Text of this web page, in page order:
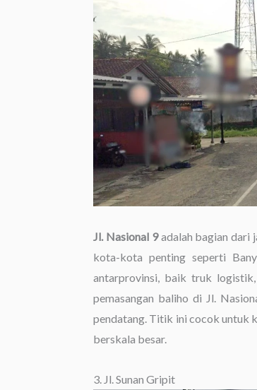
Jl. Nasional 9adalah bagian dari
kota-kota penting seperti
antarprovinsi, baik truk
pemasangan baliho di Jl.
pendatang. Titik ini cocok untuk
berskala besar.
3. Jl. Sunan Gripit